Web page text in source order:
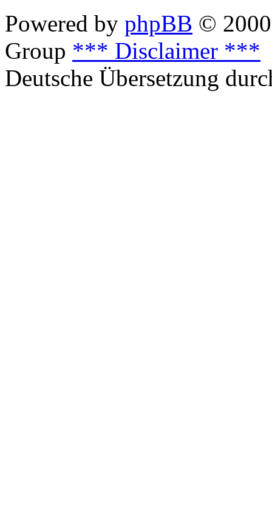
Powered by phpBB ©
Group *** Disclaimer ***
Deutsche Übersetzung